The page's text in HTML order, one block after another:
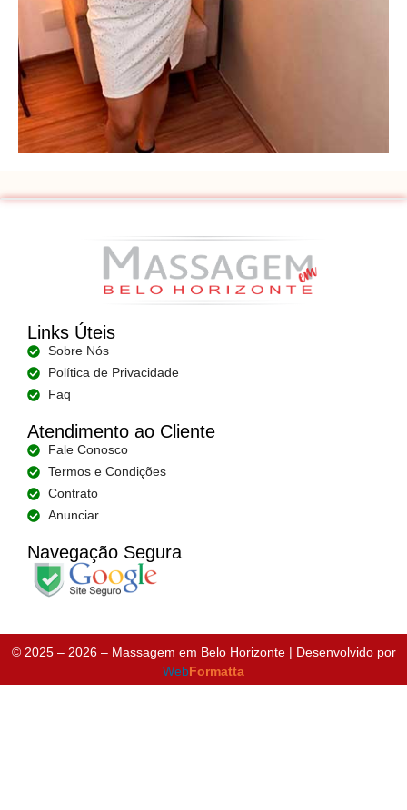
Links Úteis
Sobre Nós
Política de Privacidade
Faq
Atendimento ao Cliente
Fale Conosco
Termos e Condições
Contrato
Anunciar
Navegação Segura
© 2025 – 2026 – Massagem em Belo Horizonte | Desenvolvido por
WebFormatta